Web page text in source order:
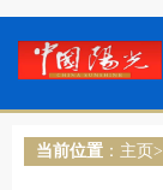
当前位置 ： 主页